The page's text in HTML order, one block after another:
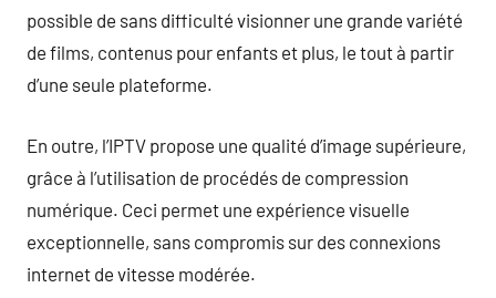
possible de sans difficulté visionner une grande variété
de films, contenus pour enfants et plus, le tout à partir
d’une seule plateforme.
En outre, l’IPTV propose une qualité d’image supérieure,
grâce à l’utilisation de procédés de compression
numérique. Ceci permet une expérience visuelle
exceptionnelle, sans compromis sur des connexions
internet de vitesse modérée.